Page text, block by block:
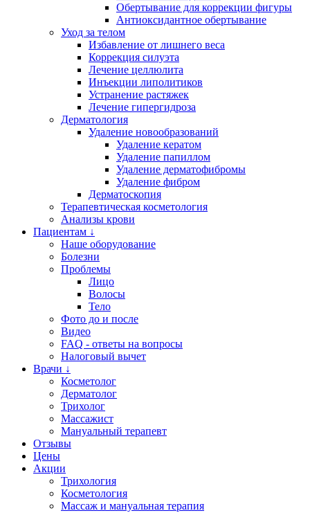
Обертывание для коррекции фигуры
Антиоксидантное обертывание
Уход за телом
Избавление от лишнего веса
Коррекция силуэта
Лечение целлюлита
Инъекции липолитиков
Устранение растяжек
Лечение гипергидроза
Дерматология
Удаление новообразований
Удаление кератом
Удаление папиллом
Удаление дерматофибромы
Удаление фибром
Дерматоскопия
Терапевтическая косметология
Анализы крови
Пациентам ↓
Наше оборудование
Болезни
Проблемы
Лицо
Волосы
Тело
Фото до и после
Видео
FAQ - ответы на вопросы
Налоговый вычет
Врачи ↓
Косметолог
Дерматолог
Трихолог
Массажист
Мануальный терапевт
Отзывы
Цены
Акции
Трихология
Косметология
Массаж и мануальная терапия